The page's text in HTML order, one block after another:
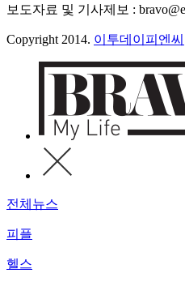
보도자료 및 기사제보 :
Copyright 2014. 이투데이피엔씨
전체뉴스
피플
헬스